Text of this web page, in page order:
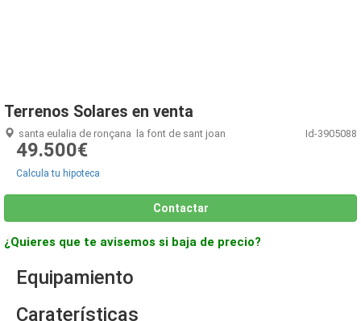
Terrenos Solares en venta
santa eulalia de ronçana la font de sant joan Id-3905088
49.500€
Calcula tu hipoteca
Contactar
¿Quieres que te avisemos si baja de precio?
Equipamiento
Caraterísticas